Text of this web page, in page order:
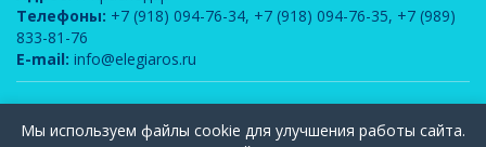
Телефоны: +7 (918) 094-76-34, +7 (918) 094-76-35, +7 (989)
833-81-76
E-mail: info@elegiaros.ru
Вся информация, содержащаяся на данном сайте, является интеллектуальной
Мы используем файлы cookie для улучшения работы сайта.